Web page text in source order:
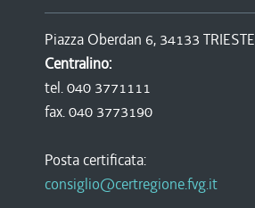
Piazza Oberdan 6, 34133 TRIESTE
Centralino:
tel. 040 3771111
fax. 040 3773190
Posta certificata:
consiglio@certregione.fvg.it